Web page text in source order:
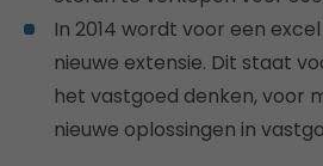
In 2014 wordt voor een
nieuwe extensie. Dit staat
het vastgoed denken, voor
nieuwe oplossingen in